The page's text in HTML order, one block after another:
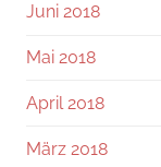
Juni 2018
Mai 2018
April 2018
März 2018